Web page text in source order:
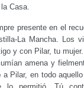
Casa.
presente en el
La Mancha. Los
y con Pilar, tu
amena y
Pilar, en todo